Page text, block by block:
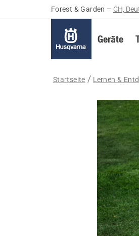
Forest & Garden – CH,
Geräte
Startseite Lernen &